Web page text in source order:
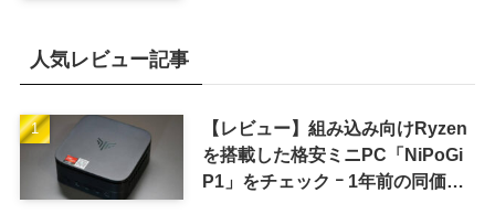
人気レビュー記事
【レビュー】組み込み向けRyzen
を搭載した格安ミニPC「NiPoGi
P1」をチェック ｰ 1年前の同価格